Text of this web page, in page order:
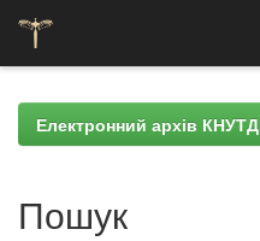
navigationЕлектронний архів КНУТД
Пошук